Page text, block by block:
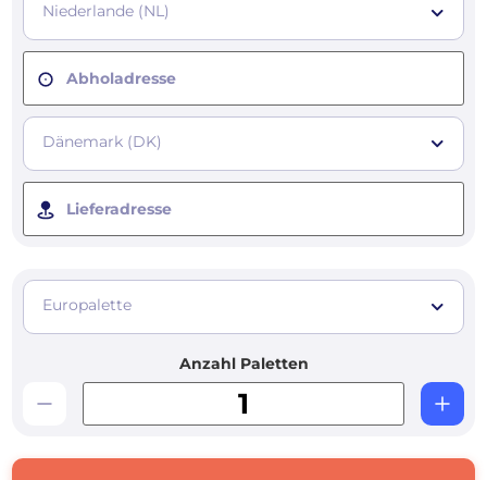
Niederlande (NL)
Abholadresse
Dänemark (DK)
Lieferadresse
Europalette
Anzahl Paletten